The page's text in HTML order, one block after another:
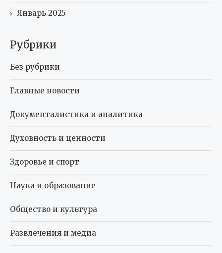
Январь 2025
Рубрики
Без рубрики
Главные новости
Документалистика и аналитика
Духовность и ценности
Здоровье и спорт
Наука и образование
Общество и культура
Развлечения и медиа